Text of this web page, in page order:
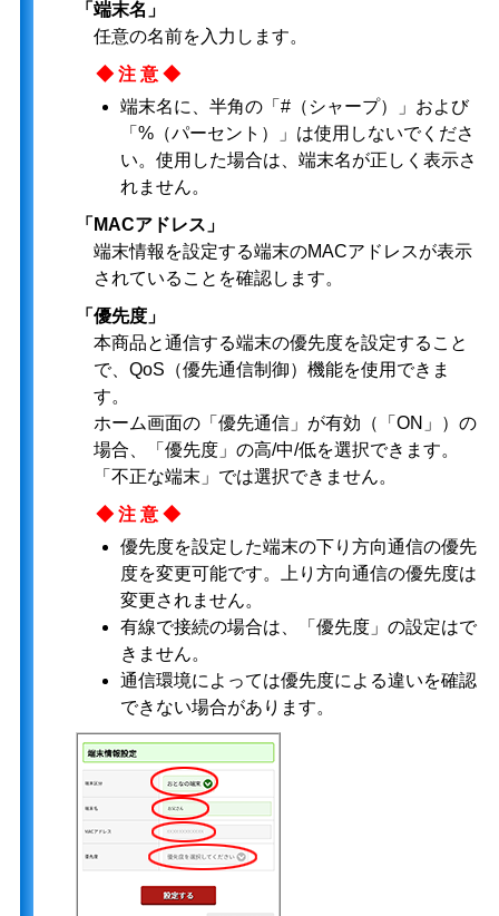
「端末名」
任意の名前を入力します。
◆注意◆
端末名に、半角の「#（シャープ）」および
「%（パーセント）」は使用しないでくださ
い。使用した場合は、端末名が正しく表示さ
れません。
「MACアドレス」
端末情報を設定する端末のMACアドレスが表示
されていることを確認します。
「優先度」
本商品と通信する端末の優先度を設定すること
で、QoS（優先通信制御）機能を使用できま
す。
ホーム画面の「優先通信」が有効（「ON」）の
場合、「優先度」の高/中/低を選択できます。
「不正な端末」では選択できません。
◆注意◆
優先度を設定した端末の下り方向通信の優先
度を変更可能です。上り方向通信の優先度は
変更されません。
有線で接続の場合は、「優先度」の設定はで
きません。
通信環境によっては優先度による違いを確認
できない場合があります。